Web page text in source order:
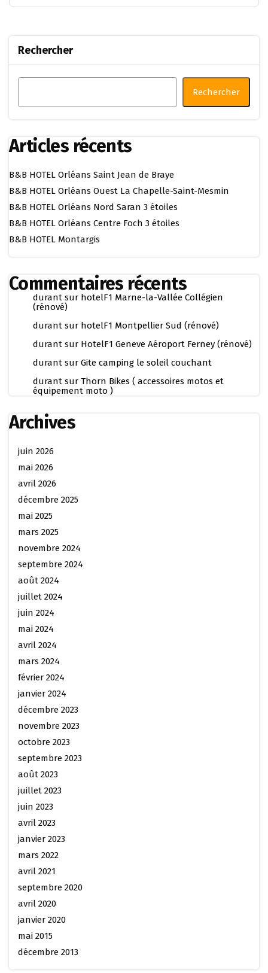
Rechercher
Rechercher
Articles récents
B&B HOTEL Orléans Saint Jean de Braye
B&B HOTEL Orléans Ouest La Chapelle-Saint-Mesmin
B&B HOTEL Orléans Nord Saran 3 étoiles
B&B HOTEL Orléans Centre Foch 3 étoiles
B&B HOTEL Montargis
Commentaires récents
durant sur hotelF1 Marne-la-Vallée Collégien
(rénové)
durant sur hotelF1 Montpellier Sud (rénové)
durant sur HotelF1 Geneve Aéroport Ferney (rénové)
durant sur Gite camping le soleil couchant
durant sur Thorn Bikes ( accessoires motos et
équipement moto )
Archives
juin 2026
mai 2026
avril 2026
décembre 2025
mai 2025
mars 2025
novembre 2024
septembre 2024
août 2024
juillet 2024
juin 2024
mai 2024
avril 2024
mars 2024
février 2024
janvier 2024
décembre 2023
novembre 2023
octobre 2023
septembre 2023
août 2023
juillet 2023
juin 2023
avril 2023
janvier 2023
mars 2022
avril 2021
septembre 2020
avril 2020
janvier 2020
mai 2015
décembre 2013